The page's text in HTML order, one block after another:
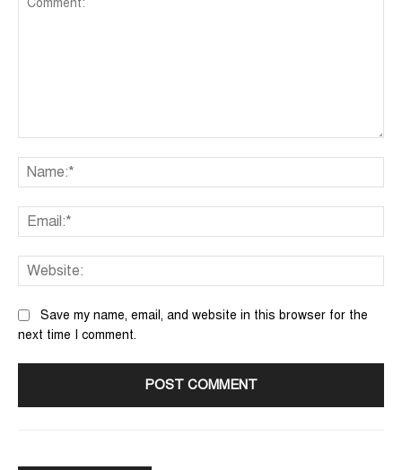
Save my name, email, and website in this browser for the
next time I comment.